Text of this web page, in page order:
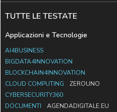
TUTTE LE TESTATE
Applicazioni e Tecnologie
AI4BUSINESS
BIGDATA4INNOVATION
BLOCKCHAIN4INNOVATION
CLOUD COMPUTING
ZEROUNO
CYBERSECURITY360
DOCUMENTI
AGENDADIGITALE.EU